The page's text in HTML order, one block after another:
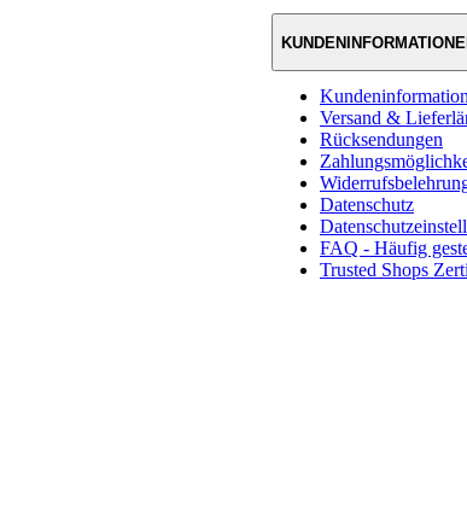
Versand &
Rücksendungen
Datenschutz
FAQ - Häufig
Trusted Shops